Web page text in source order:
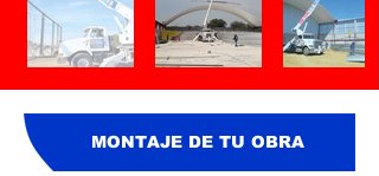
MONTAJE DE TU OBRA